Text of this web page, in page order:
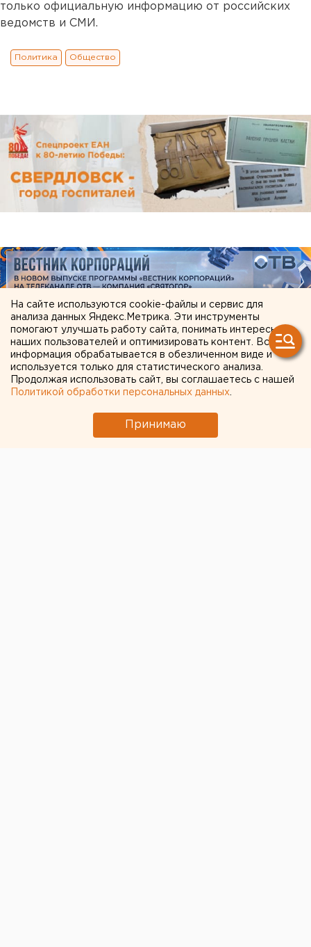
только официальную информацию от российских
ведомств и СМИ.
Политика Общество
ЧИТАЙТЕ ТАКЖЕ:
Исторический центр Оренбурга застроят по
КРТ, а история с небоскребами — на паузе
На сайте используются cookie-файлы и сервис для
анализа данных Яндекс.Метрика. Эти инструменты
помогают улучшать работу сайта, понимать интересы
наших пользователей и оптимизировать контент. Вся
информация обрабатывается в обезличенном виде и
используется только для статистического анализа.
Продолжая использовать сайт, вы соглашаетесь с нашей
Политикой обработки персональных данных
Принимаю